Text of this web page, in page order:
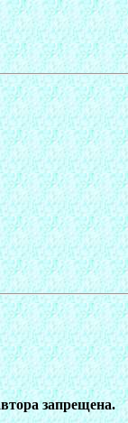
запрещена.